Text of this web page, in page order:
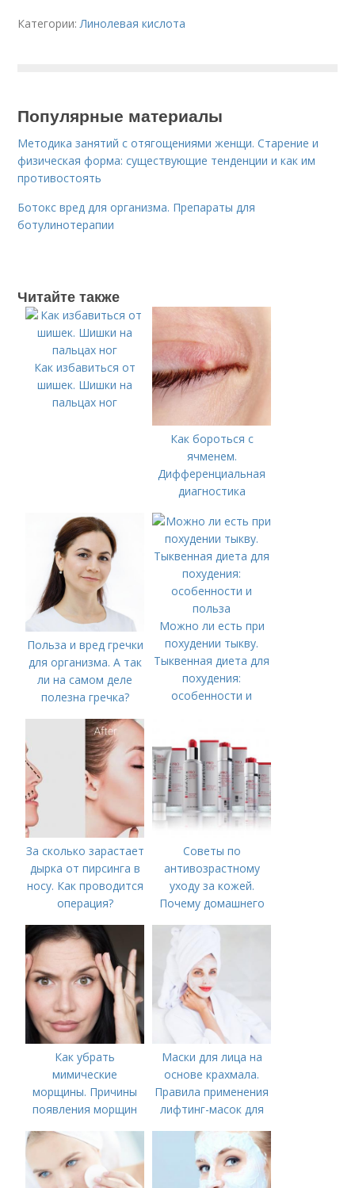
Категории:Линолевая кислота
Популярные материалы
Методика занятий с отягощениями женщи. Старение и
физическая форма: существующие тенденции и как им
противостоять
Ботокс вред для организма. Препараты для
ботулинотерапии
Читайте также
Как избавиться от
шишек. Шишки на
пальцах ног
Как бороться с
ячменем.
Дифференциальная
диагностика
Польза и вред гречки
для организма. А так
ли на самом деле
полезна гречка?
Можно ли есть при
похудении тыкву.
Тыквенная диета для
похудения:
особенности и
За сколько зарастает
дырка от пирсинга в
носу. Как проводится
операция?
Советы по
антивозрастному
уходу за кожей.
Почему домашнего
Как убрать
мимические
морщины. Причины
появления морщин
Маски для лица на
основе крахмала.
Правила применения
лифтинг-масок для